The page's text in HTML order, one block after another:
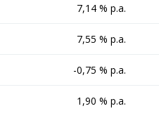
7,14 % p.a.
7,55 % p.a.
-0,75 % p.a.
1,90 % p.a.